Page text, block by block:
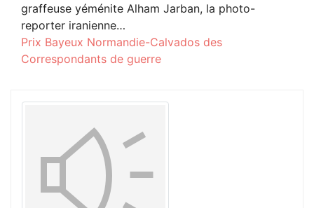
graffeuse yéménite Alham Jarban, la photo-
reporter iranienne…
Prix Bayeux Normandie-Calvados des
Correspondants de guerre